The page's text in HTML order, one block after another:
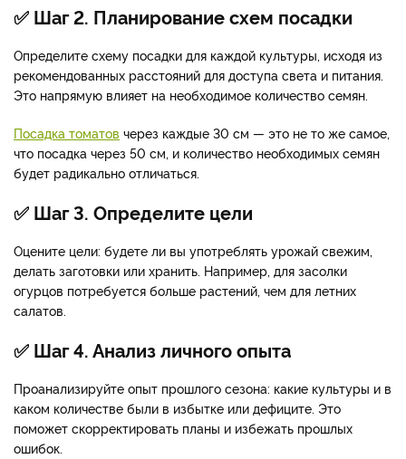
✅ Шаг 2. Планирование схем посадки
Определите схему посадки для каждой культуры, исходя из
рекомендованных расстояний для доступа света и питания.
Это напрямую влияет на необходимое количество семян.
Посадка томатов через каждые 30 см — это не то же самое,
что посадка через 50 см, и количество необходимых семян
будет радикально отличаться.
✅ Шаг 3. Определите цели
Оцените цели: будете ли вы употреблять урожай свежим,
делать заготовки или хранить. Например, для засолки
огурцов потребуется больше растений, чем для летних
салатов.
✅ Шаг 4. Анализ личного опыта
Проанализируйте опыт прошлого сезона: какие культуры и в
каком количестве были в избытке или дефиците. Это
поможет скорректировать планы и избежать прошлых
ошибок.